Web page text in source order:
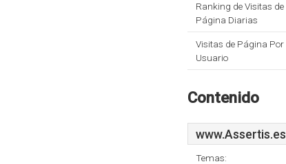
Ranking de Visitas de
Página Diarias
Visitas de Página Por
Usuario
Contenido
www.Assertis.es
Temas: